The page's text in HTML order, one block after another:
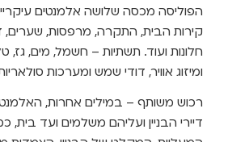
הפוליסה מכסה שלושה אלמנטים
קירות הבית, התקרה, מרפסות, שערים,
חלונות ועוד. תשתיות – חשמל, מים, גז,
ומיזוג אוויר, דודי שמש ומערכות סולאריות
רכוש משותף – במילים אחרות,
דיירי הבניין ועליהם משלמים ועד בית,